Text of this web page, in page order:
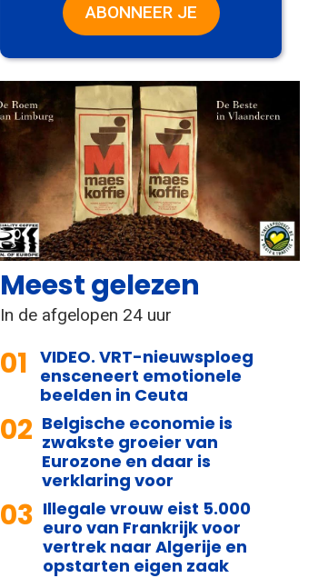
ABONNEER JE
Meest gelezen
In de afgelopen 24 uur
01 VIDEO. VRT-nieuwsploeg
ensceneert emotionele
beelden in Ceuta
02 Belgische economie is
zwakste groeier van
Eurozone en daar is
verklaring voor
03 Illegale vrouw eist 5.000
euro van Frankrijk voor
vertrek naar Algerije en
opstarten eigen zaak